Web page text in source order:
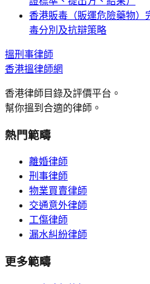
香港販毒（販運危險藥物）
毒分別及抗辯策略
搵刑事律師
香港搵律師網
香港律師目錄及評價平台。
幫你搵到合適的律師。
熱門範疇
離婚律師
刑事律師
物業買賣律師
交通意外律師
工傷律師
漏水糾紛律師
更多範疇